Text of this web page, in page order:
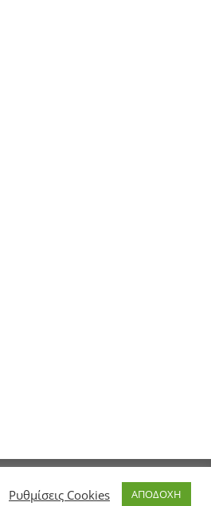
Ρυθμίσεις Cookies ΑΠΟΔΟΧΗ